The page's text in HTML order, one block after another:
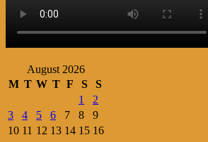
August 2026
M T W T F S
S
1
2
3
4 5 6 7 8
9
10 11 12 13 14 15 16